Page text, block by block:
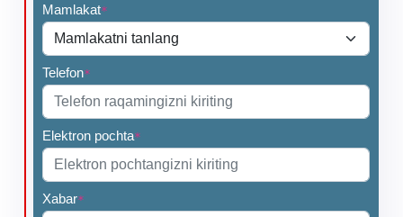
Mamlakat*
Telefon*
Elektron pochta*
Xabar*